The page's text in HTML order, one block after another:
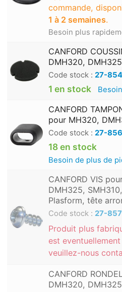
commande,
1 à 2 semaines.
Besoin plus
CANFORD
DMH320,
Code stock : 27-854
1 en stock
CANFORD
pour MH320,
Code stock : 27-856
18 en stock
Besoin de plus de
CANFORD VIS
DMH325,
Plasform, tête
Code stock : 27-857
Produit plus
est
veuillez-nous
CANFORD
DMH320,